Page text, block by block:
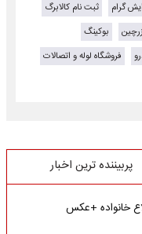
گرام
ثبت نام کالابرگ
زرچین
بوکینگ
فروشگاه لوله و اتصالات
پربیننده ترین اخبار
خانواده +عکس